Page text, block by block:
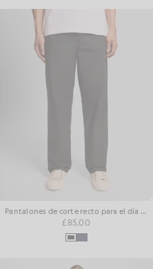
Pantalones de corte recto para el día a día
£85.00